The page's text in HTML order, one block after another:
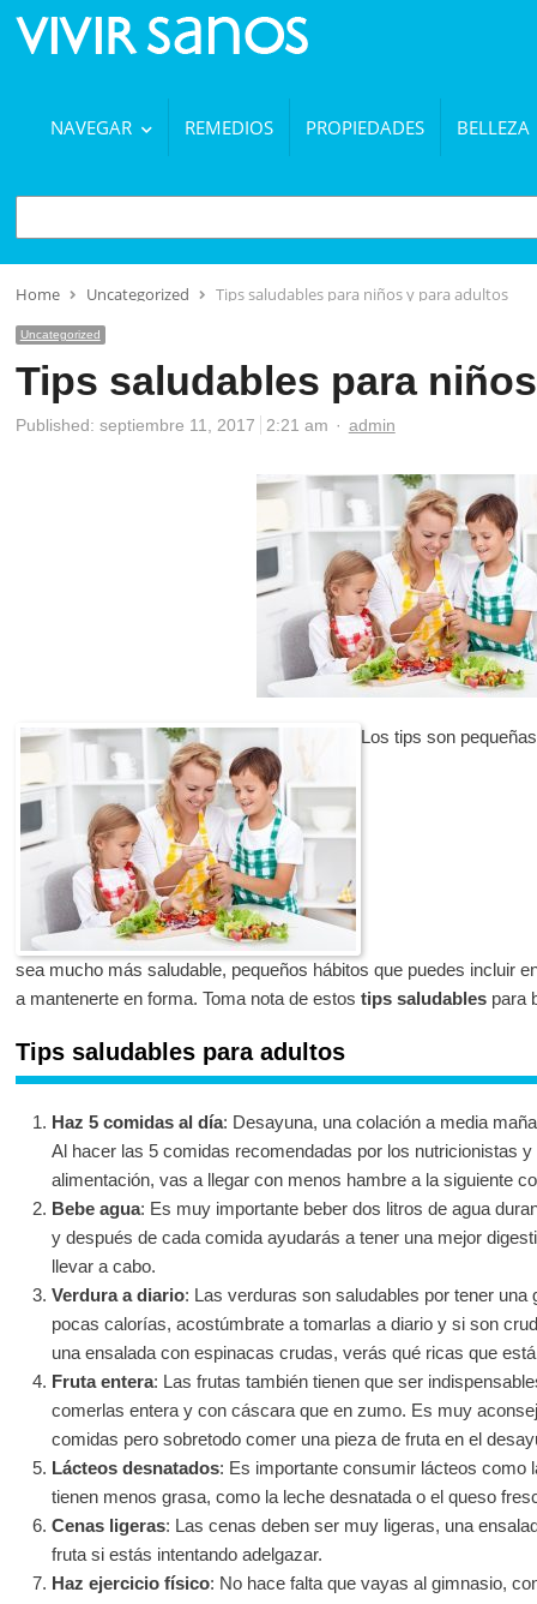
NAVEGAR REMEDIOS PROPIEDADES BELLEZA
BUSCAR
Home Uncategorized Tips saludables para niños y para adultos
Uncategorized
Tips saludables para
Published: septiembre 11, 2017 2:21 am Author
admin
Los tips son
sea mucho más saludable, pequeños hábitos que puedes incluir
a mantenerte en forma. Toma nota de estos tips saludablespara
Tips saludables para adultos
Haz 5 comidas al día: Desayuna, una colación a media
Al hacer las 5 comidas recomendadas por los nutricionistas
alimentación, vas a llegar con menos hambre a la siguiente
Bebe agua: Es muy importante beber dos litros de agua
y después de cada comida ayudarás a tener una mejor
llevar a cabo.
Verdura a diario: Las verduras son saludables por tener
pocas calorías, acostúmbrate a tomarlas a diario y si son
una ensalada con espinacas crudas, verás qué ricas que
Fruta entera: Las frutas también tienen que ser
comerlas entera y con cáscara que en zumo. Es muy
comidas pero sobretodo comer una pieza de fruta en el
Lácteos desnatados: Es importante consumir lácteos como
tienen menos grasa, como la leche desnatada o el queso
Cenas ligeras: Las cenas deben ser muy ligeras, una
fruta si estás intentando adelgazar.
Haz ejercicio físico: No hace falta que vayas al gimnasio,